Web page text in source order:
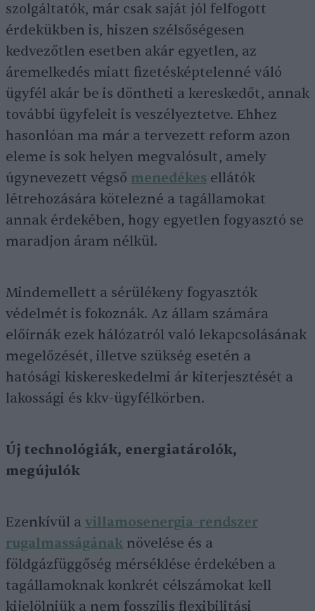
szolgáltatók, már csak saját jól felfogott
érdekükben is, hiszen szélsőségesen
kedvezőtlen esetben akár egyetlen, az
áremelkedés miatt fizetésképtelenné váló
ügyfél akár be is döntheti a kereskedőt, annak
további ügyfeleit is veszélyeztetve. Ehhez
hasonlóan ma már a tervezett reform azon
eleme is sok helyen megvalósult, amely
úgynevezett végső menedékes ellátók
létrehozására kötelezné a tagállamokat
annak érdekében, hogy egyetlen fogyasztó se
maradjon áram nélkül.
Mindemellett a sérülékeny fogyasztók
védelmét is fokoznák. Az állam számára
előírnák ezek hálózatról való lekapcsolásának
megelőzését, illetve szükség esetén a
hatósági kiskereskedelmi ár kiterjesztését a
lakossági és kkv-ügyfélkörben.
Új technológiák, energiatárolók,
megújulók
Ezenkívül a villamosenergia-rendszer
rugalmasságának növelése és a
földgázfüggőség mérséklése érdekében a
tagállamoknak konkrét célszámokat kell
kijelölniük a nem fosszilis flexibilitási